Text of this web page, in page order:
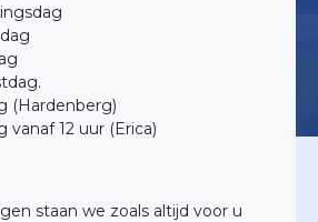
(Hardenberg)
vanaf 12 uur (Erica)
staan we zoals altijd voor u